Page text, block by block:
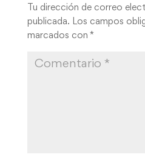
Tu dirección de correo
publicada. Los campos
marcados con *